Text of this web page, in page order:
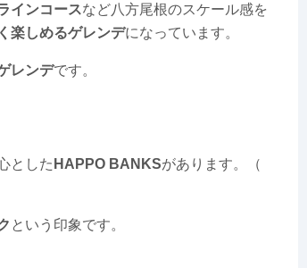
インコースなど八方尾根のスケール感を
楽しめるゲレンデになっています。
レンデです。
とした HAPPO BANKSがあります。（
という印象です。